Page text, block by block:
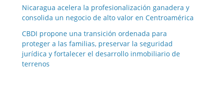
Nicaragua acelera la profesionalización ganadera y
consolida un negocio de alto valor en Centroamérica
CBDI propone una transición ordenada para
proteger a las familias, preservar la seguridad
jurídica y fortalecer el desarrollo inmobiliario de
terrenos